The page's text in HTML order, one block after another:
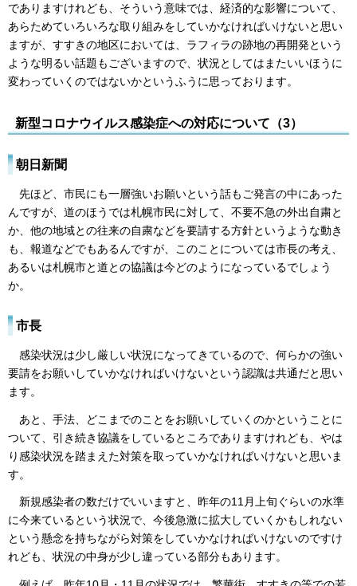
でありますけれども、そういう意味では、経済的な影響について、
あらためていろいろな取り組みをしていかなければいけないと思い
ますが、すすきの地区においては、ラフィラの跡地の再開発という
ような明るい話題もございますので、状況としてはまたいいほうに
変わっていくのではないかというふうに思っております。
新型コロナウイルス感染症への対応について（3）
朝日新聞
先ほど、市民にも一層強いお願いという話もご発言の中にあった
んですが、道のほうでは札幌市民に対して、不要不急の外出自粛と
か、他の地域との往来の自粛などを要請する方針というような動き
も、報道などでもあるんですが、このことについては市長の考え、
あるいは札幌市と道との協議は今どのようになっているでしょう
か。
市長
感染状況は少し厳しい状況になってきているので、何らかの強い
要請をお願いしていかなければいけないという認識は共通だと思い
ます。
あと、手法、どこまでのことをお願いしていくのかということに
ついて、引き続き協議をしているところでありますけれども、やは
り感染状況を踏まえた対策を取っていかなければいけないと思いま
す。
新規感染者の数だけでいいますと、昨年の11月上旬ぐらいの水準
に今来ているという状況で、今後急激に拡大していくかもしれない
という懸念を持ちながら対策をしていかなければいけないのですけ
れども、状況の中身が少し違っている部分もあります。